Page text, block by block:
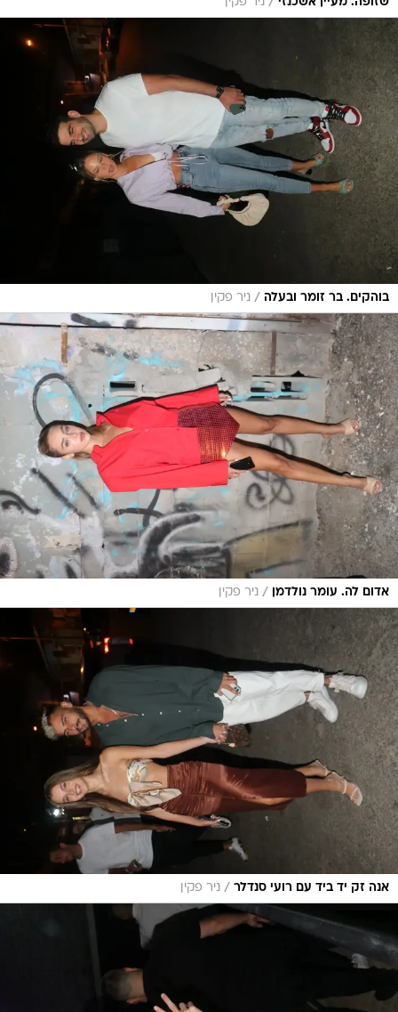
בוהקים. בר זומר ובעלה / ניר פקין
אדום לה. עומר נולדמן / ניר פקין
אנה זק יד ביד עם רועי סנדלר / ניר פקין